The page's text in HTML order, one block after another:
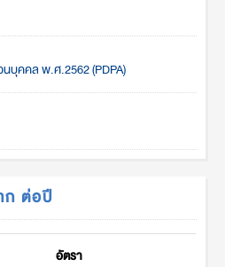
คคล พ.ศ.2562 (PDPA)
ก ต่อปี
อัตรา